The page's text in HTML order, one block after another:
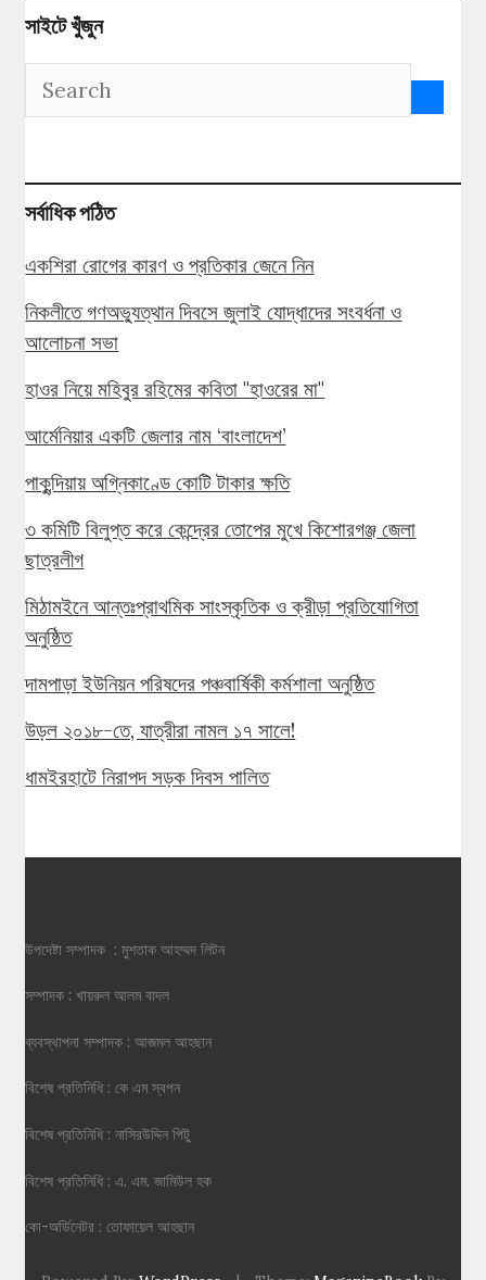
সাইটে খুঁজুন
সর্বাধিক পঠিত
একশিরা রোগের কারণ ও প্রতিকার জেনে নিন
নিকলীতে গণঅভ্যুত্থান দিবসে জুলাই যোদ্ধাদের সংবর্ধনা ও
আলোচনা সভা
হাওর নিয়ে মহিবুর রহিমের কবিতা "হাওরের মা"
আর্মেনিয়ার একটি জেলার নাম ‘বাংলাদেশ’
পাকুন্দিয়ায় অগ্নিকাণ্ডে কোটি টাকার ক্ষতি
৩ কমিটি বিলুপ্ত করে কেন্দ্রের তোপের মুখে কিশোরগঞ্জ জেলা
ছাত্রলীগ
মিঠামইনে আন্তঃপ্রাথমিক সাংস্কৃতিক ও ক্রীড়া প্রতিযোগিতা
অনুষ্ঠিত
দামপাড়া ইউনিয়ন পরিষদের পঞ্চবার্ষিকী কর্মশালা অনুষ্ঠিত
উড়ল ২০১৮-তে, যাত্রীরা নামল ১৭ সালে!
ধামইরহাটে নিরাপদ সড়ক দিবস পালিত
উপদেষ্টা সম্পাদক : মুশতাক আহম্মদ লিটন
সম্পাদক : খায়রুল আলম বাদল
ব্যবস্থাপনা সম্পাদক : আজমল আহছান
বিশেষ প্রতিনিধি : কে এম স্বপন
বিশেষ প্রতিনিধি : নাসিরউদ্দিন পিটু
বিশেষ প্রতিনিধি : এ. এম. জামিউল হক
কো-অর্ডিনেটর : তোফায়েল আহছান